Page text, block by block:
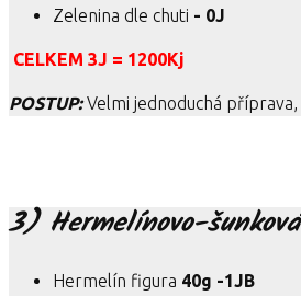
Zelenina dle chuti - 0J
CELKEM 3J = 1200Kj
POSTUP: Velmi jednoduchá
3) Hermelínovo-
Hermelín figura 40g -1JB